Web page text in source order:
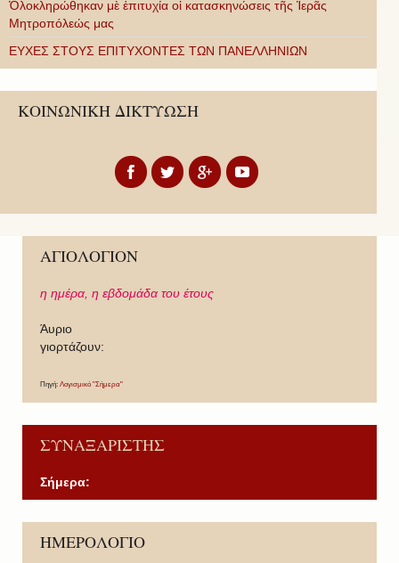
Ὁλοκληρώθηκαν μὲ ἐπιτυχία οἱ κατασκηνώσεις τῆς Ἱερᾶς
Μητροπόλεώς μας
ΕΥΧΕΣ ΣΤΟΥΣ ΕΠΙΤΥΧΟΝΤΕΣ ΤΩΝ ΠΑΝΕΛΛΗΝΙΩΝ
ΚΟΙΝΩΝΙΚΗ ΔΙΚΤΥΩΣΗ
ΑΓΙΟΛΟΓΙΟΝ
η ημέρα, η εβδομάδα του έτους
Άυριο
γιορτάζουν:
Πηγή: Λογισμικό "Σήμερα"
ΣΥΝΑΞΑΡΙΣΤΗΣ
Σήμερα:
ΗΜΕΡΟΛΟΓΙΟ
P
r
P
r
N
e
N
e